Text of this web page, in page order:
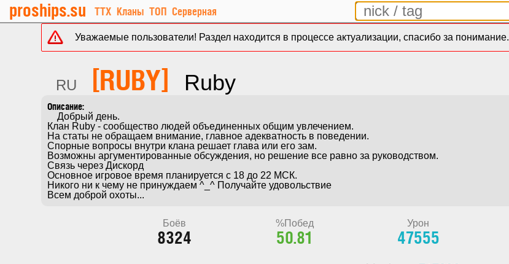
proships.su ТТХ Кланы ТОП Серверная
Уважаемые пользователи! Раздел находится в процессе актуализации, спасибо за понимание.
RU [RUBY] Ruby
    Добрый день.
Клан Ruby - сообщество людей объединенных общим увлечением.
На статы не обращаем внимание, главное адекватность в поведении.
Спорные вопросы внутри клана решает глава или его зам.
Возможны аргументированные обсуждения, но решение все равно за руководством.
Связь через Дискорд
Основное игровое время планируется с 18 до 22 МСК.
Никого ни к чему не принуждаем ^_^ Получайте удовольствие
Всем доброй охоты...
Боёв
8324
%Побед
50.81
Урон
47555